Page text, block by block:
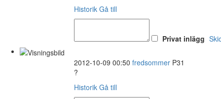
Historik Gå till
Privat inlägg
2012-10-09 00:50 fredsommer P31
?
Historik Gå till